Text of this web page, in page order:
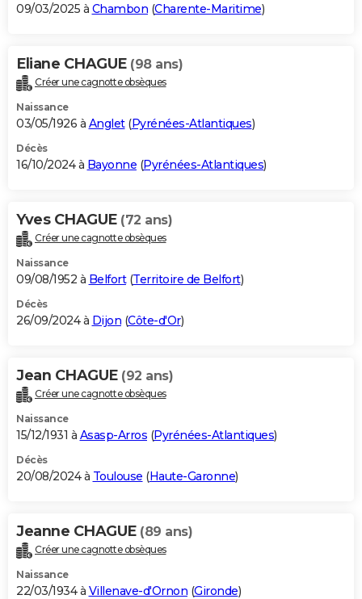
09/03/2025 à Chambon (Charente-Maritime)
Eliane CHAGUE (98 ans)
Créer une cagnotte obsèques
Naissance
03/05/1926 à Anglet(Pyrénées-Atlantiques)
Décès
16/10/2024 à Bayonne (Pyrénées-Atlantiques)
Yves CHAGUE (72 ans)
Créer une cagnotte obsèques
Naissance
09/08/1952 à Belfort(Territoire de Belfort)
Décès
26/09/2024 à Dijon (Côte-d'Or)
Jean CHAGUE (92 ans)
Créer une cagnotte obsèques
Naissance
15/12/1931 à Asasp-Arros (Pyrénées-Atlantiques)
Décès
20/08/2024 à Toulouse (Haute-Garonne)
Jeanne CHAGUE (89 ans)
Créer une cagnotte obsèques
Naissance
22/03/1934 à Villenave-d'Ornon (Gironde)